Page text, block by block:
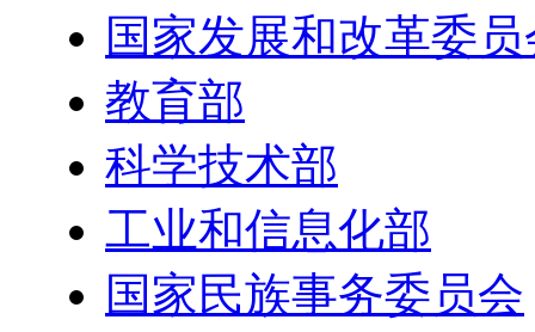
国家发展和改革委
教育部
科学技术部
工业和信息化部
国家民族事务委员会